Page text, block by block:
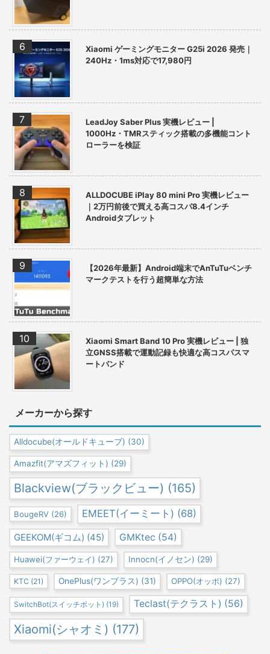
Xiaomi ゲーミングモニター G25i 2026 発売｜
240Hz・1ms対応で17,980円
LeadJoy Saber Plus 実機レビュー |
1000Hz・TMRスティック搭載の多機能コント
ローラーを検証
ALLDOCUBE iPlay 80 mini Pro 実機レビュー
｜2万円前後で買える高コスパ8.4インチ
Androidタブレット
【2026年最新】Android端末でAnTuTuベンチ
マークテストを行う超簡単な方法
Xiaomi Smart Band 10 Pro 実機レビュー | 独
立GNSS搭載で運動記録も快適な高コスパスマ
ートバンド
メーカーから探す
Alldocube(オールドキューブ) (30)
Amazfit(アマズフィット) (29)
Blackview(ブラックビュー) (165)
BougeRV (26) EMEET(イーミート) (68)
GEEKOM(ギコム) (45) GMKtec (54)
Huawei(ファーウェイ) (27) Innocn(イノセン) (29)
KTC (21) OnePlus(ワンプラス) (31) OPPO(オッポ) (27)
SwitchBot(スイッチボット) (19) Teclast(テクラスト) (56)
Xiaomi(シャオミ) (177)